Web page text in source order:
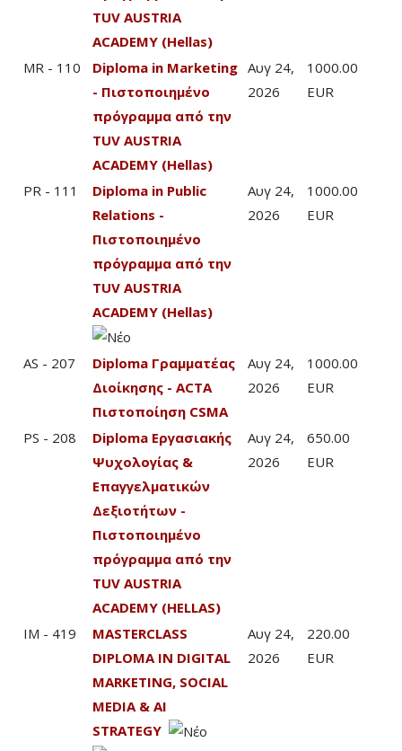
TUV AUSTRIA
ACADEMY (Hellas)
MR - 110
Diploma in Marketing
- Πιστοποιημένο
πρόγραμμα από την
TUV AUSTRIA
ACADEMY (Hellas)
Αυγ 24,
2026
1000.00
EUR
PR - 111
Diploma in Public
Relations -
Πιστοποιημένο
πρόγραμμα από την
TUV AUSTRIA
ACADEMY (Hellas)
Αυγ 24,
2026
1000.00
EUR
AS - 207
Diploma Γραμματέας
Διοίκησης - ACTA
Πιστοποίηση CSMA
Αυγ 24,
2026
1000.00
EUR
PS - 208
Diploma Εργασιακής
Ψυχολογίας &
Επαγγελματικών
Δεξιοτήτων -
Πιστοποιημένο
πρόγραμμα από την
TUV AUSTRIA
ACADEMY (HELLAS)
Αυγ 24,
2026
650.00
EUR
IM - 419
MASTERCLASS
DIPLOMA IN DIGITAL
MARKETING, SOCIAL
MEDIA & AI
STRATEGY
Αυγ 24,
2026
220.00
EUR